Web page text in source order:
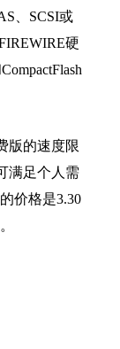
、SCSI或
硬
版的速度限
满足个人需
价格是3.30